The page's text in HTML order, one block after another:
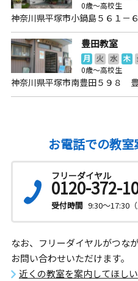
0歳～高校生
神奈川県平塚市小鍋島５６１－６
豊田教室
月 火 水 木
0歳～高校生
神奈川県平塚市南豊田５９８
お電話での教室
フリーダイヤル
0120-372-
受付時間 9:30～17:30
なお、フリーダイヤルがつな
お問い合わせいただけます。
近くの教室を案内してほしい